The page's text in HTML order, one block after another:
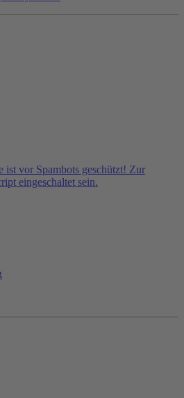
ist vor Spambots geschützt! Zur
eingeschaltet sein.